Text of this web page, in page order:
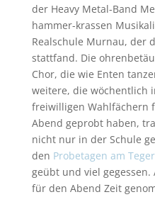
der Heavy Metal-Band
hammer-krassen
Realschule Murnau, der
stattfand. Die
Chor, die wie Enten
weitere, die wöchentlich
freiwilligen Wahlfächern
Abend geprobt haben,
nicht nur in der Schule
den Probetagen am
geübt und viel
für den Abend Zeit